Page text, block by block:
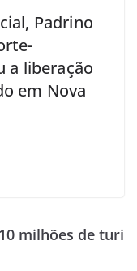
Padrino
a liberação
em Nova
milhões de turi